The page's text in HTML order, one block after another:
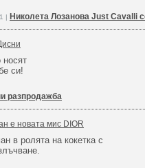
| Николета Лозанова Just Cavalli
носят
си!
разпродажба
е новата мис DIOR
в ролята на кокетка с